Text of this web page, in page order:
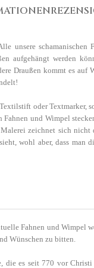
unsere
aufgehängt werden
Draußen kommt es
oder
Fahnen und Wimpel
zeichnet sich
wohl aber, dass man
Fahnen und Wimpel
Wünschen zu bitten.
es seit 770 vor